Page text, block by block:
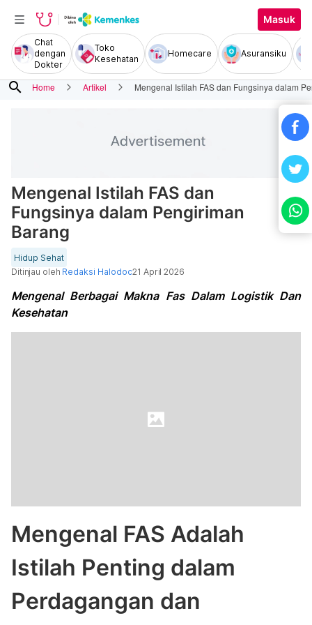
Masuk
Chat
dengan
Dokter
Toko
Kesehatan
Homecare Asuransiku
search Home Artikel Mengenal Istilah FAS dan Fungsinya dalam
Mengenal Istilah FAS dan
Fungsinya dalam Pengiriman
Barang
Hidup Sehat
Ditinjau oleh Redaksi Halodoc21 April 2026
Mengenal Berbagai Makna Fas Dalam Logistik Dan
Kesehatan
Mengenal FAS Adalah
Istilah Penting dalam
Perdagangan dan